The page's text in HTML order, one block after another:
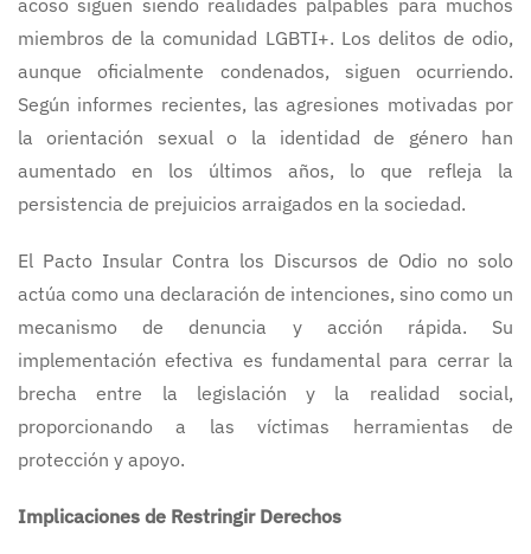
acoso siguen siendo realidades palpables para muchos
miembros de la comunidad LGBTI+. Los delitos de odio,
aunque oficialmente condenados, siguen ocurriendo.
Según informes recientes, las agresiones motivadas por
la orientación sexual o la identidad de género han
aumentado en los últimos años, lo que refleja la
persistencia de prejuicios arraigados en la sociedad.
El Pacto Insular Contra los Discursos de Odio no solo
actúa como una declaración de intenciones, sino como un
mecanismo de denuncia y acción rápida. Su
implementación efectiva es fundamental para cerrar la
brecha entre la legislación y la realidad social,
proporcionando a las víctimas herramientas de
protección y apoyo.
Implicaciones de Restringir Derechos